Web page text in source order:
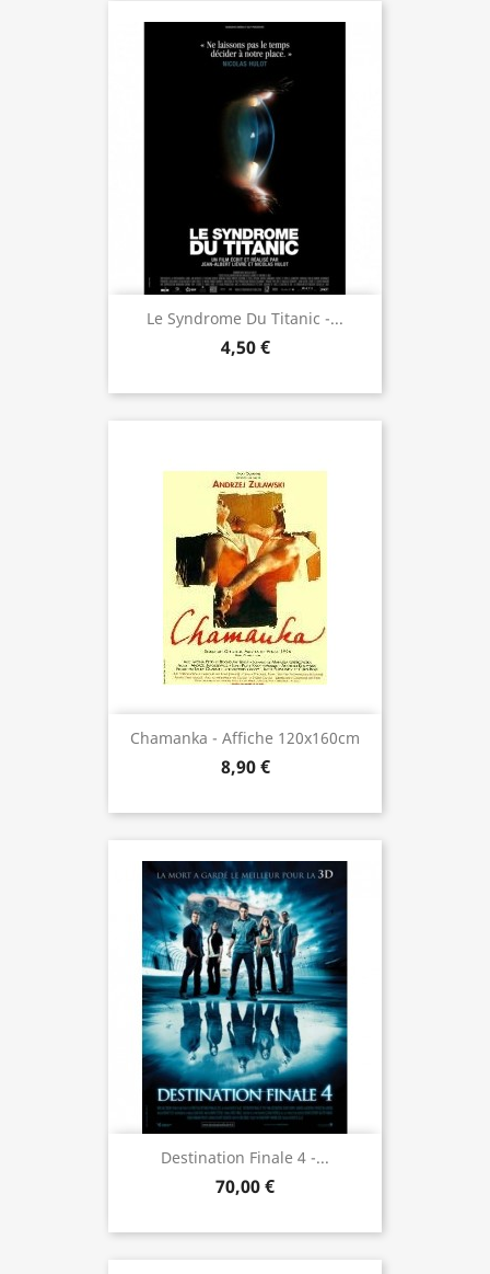
Le Syndrome Du Titanic -...
4,50 €
Chamanka - Affiche 120x160cm
8,90 €
Destination Finale 4 -...
70,00 €